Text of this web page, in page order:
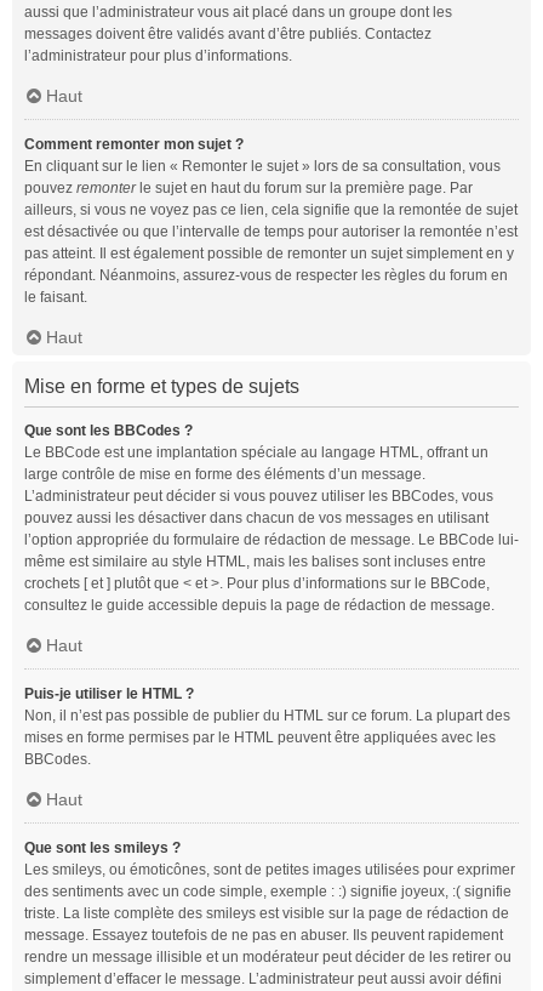
aussi que l’administrateur vous ait placé dans un groupe dont les
messages doivent être validés avant d’être publiés. Contactez
l’administrateur pour plus d’informations.
Haut
Comment remonter mon sujet ?
En cliquant sur le lien « Remonter le sujet » lors de sa consultation, vous
pouvez remonterle sujet en haut du forum sur la première page. Par
ailleurs, si vous ne voyez pas ce lien, cela signifie que la remontée de sujet
est désactivée ou que l’intervalle de temps pour autoriser la remontée n’est
pas atteint. Il est également possible de remonter un sujet simplement en y
répondant. Néanmoins, assurez-vous de respecter les règles du forum en
le faisant.
Haut
Mise en forme et types de sujets
Que sont les BBCodes ?
Le BBCode est une implantation spéciale au langage HTML, offrant un
large contrôle de mise en forme des éléments d’un message.
L’administrateur peut décider si vous pouvez utiliser les BBCodes, vous
pouvez aussi les désactiver dans chacun de vos messages en utilisant
l’option appropriée du formulaire de rédaction de message. Le BBCode lui-
même est similaire au style HTML, mais les balises sont incluses entre
crochets [ et ] plutôt que < et >. Pour plus d’informations sur le BBCode,
consultez le guide accessible depuis la page de rédaction de message.
Haut
Puis-je utiliser le HTML ?
Non, il n’est pas possible de publier du HTML sur ce forum. La plupart des
mises en forme permises par le HTML peuvent être appliquées avec les
BBCodes.
Haut
Que sont les smileys ?
Les smileys, ou émoticônes, sont de petites images utilisées pour exprimer
des sentiments avec un code simple, exemple : :) signifie joyeux, :( signifie
triste. La liste complète des smileys est visible sur la page de rédaction de
message. Essayez toutefois de ne pas en abuser. Ils peuvent rapidement
rendre un message illisible et un modérateur peut décider de les retirer ou
simplement d’effacer le message. L’administrateur peut aussi avoir défini